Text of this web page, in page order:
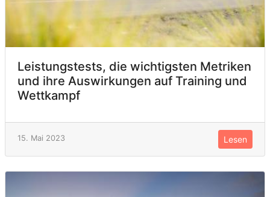
Leistungstests, die wichtigsten Metriken
und ihre Auswirkungen auf Training und
Wettkampf
15. Mai 2023 Lesen